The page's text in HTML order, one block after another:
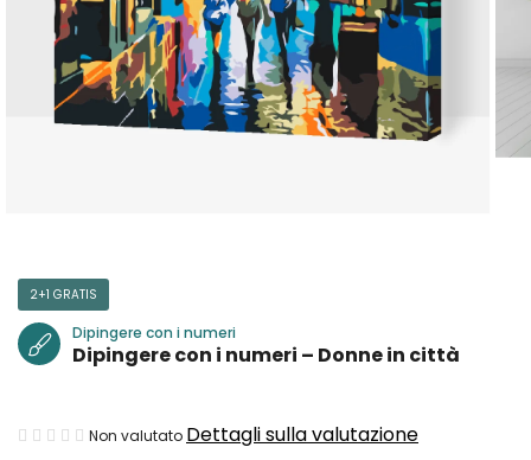
2+1 GRATIS
Dipingere con i numeri
Dipingere con i numeri – Donne in città
La
Non valutato Dettagli sulla valutazione